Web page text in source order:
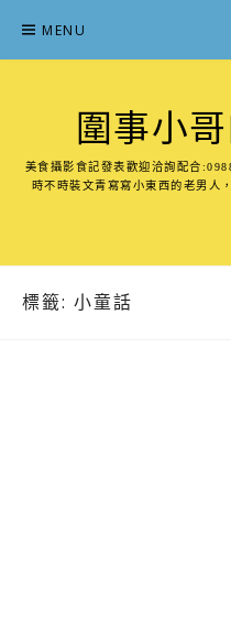
content
MENU
圍事小
美食攝影食記發表歡迎洽詢配合
時不時裝文青寫寫小東西的老男人
標籤: 小童話